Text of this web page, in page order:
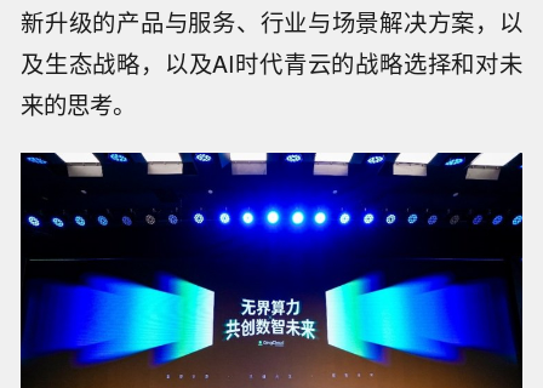
新升级的产品与服务、行业与场景解决方案，以
及生态战略，以及AI时代青云的战略选择和对未
来的思考。